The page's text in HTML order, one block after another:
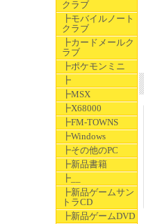
クラブ
┣モバイルノート
クラブ
┣カードメールク
ラブ
┣ポケモンミニ
┣
┣MSX
┣X68000
┣FM-TOWNS
┣Windows
┣その他のPC
┣新品書籍
┣__
┣新品ゲームサン
トラCD
┣新品ゲームDVD